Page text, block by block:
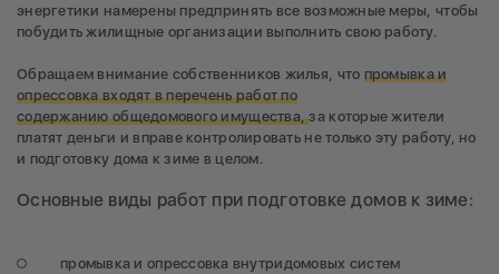
энергетики намерены предпринять все возможные меры, чтобы
побудить жилищные организации выполнить свою работу.
Обращаем внимание собственников жилья, что промывка и
опрессовка входят в перечень работ по
содержанию общедомового имущества,за которые жители
платят деньги и вправе контролировать не только эту работу, но
и подготовку дома к зиме в целом.
Основные виды работ при подготовке домов к зиме:
промывка и опрессовка внутридомовых систем